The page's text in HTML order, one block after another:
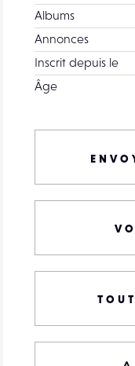
Albums
Annonces
Inscrit depuis le
Âge